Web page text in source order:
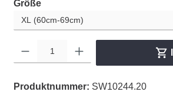
Größeauswählen
Produktnummer: SW10244.20